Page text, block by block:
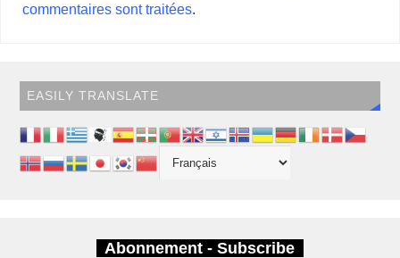
commentaires sont traitées.
EASILY TRANSLATE
Abonnement - Subscribe